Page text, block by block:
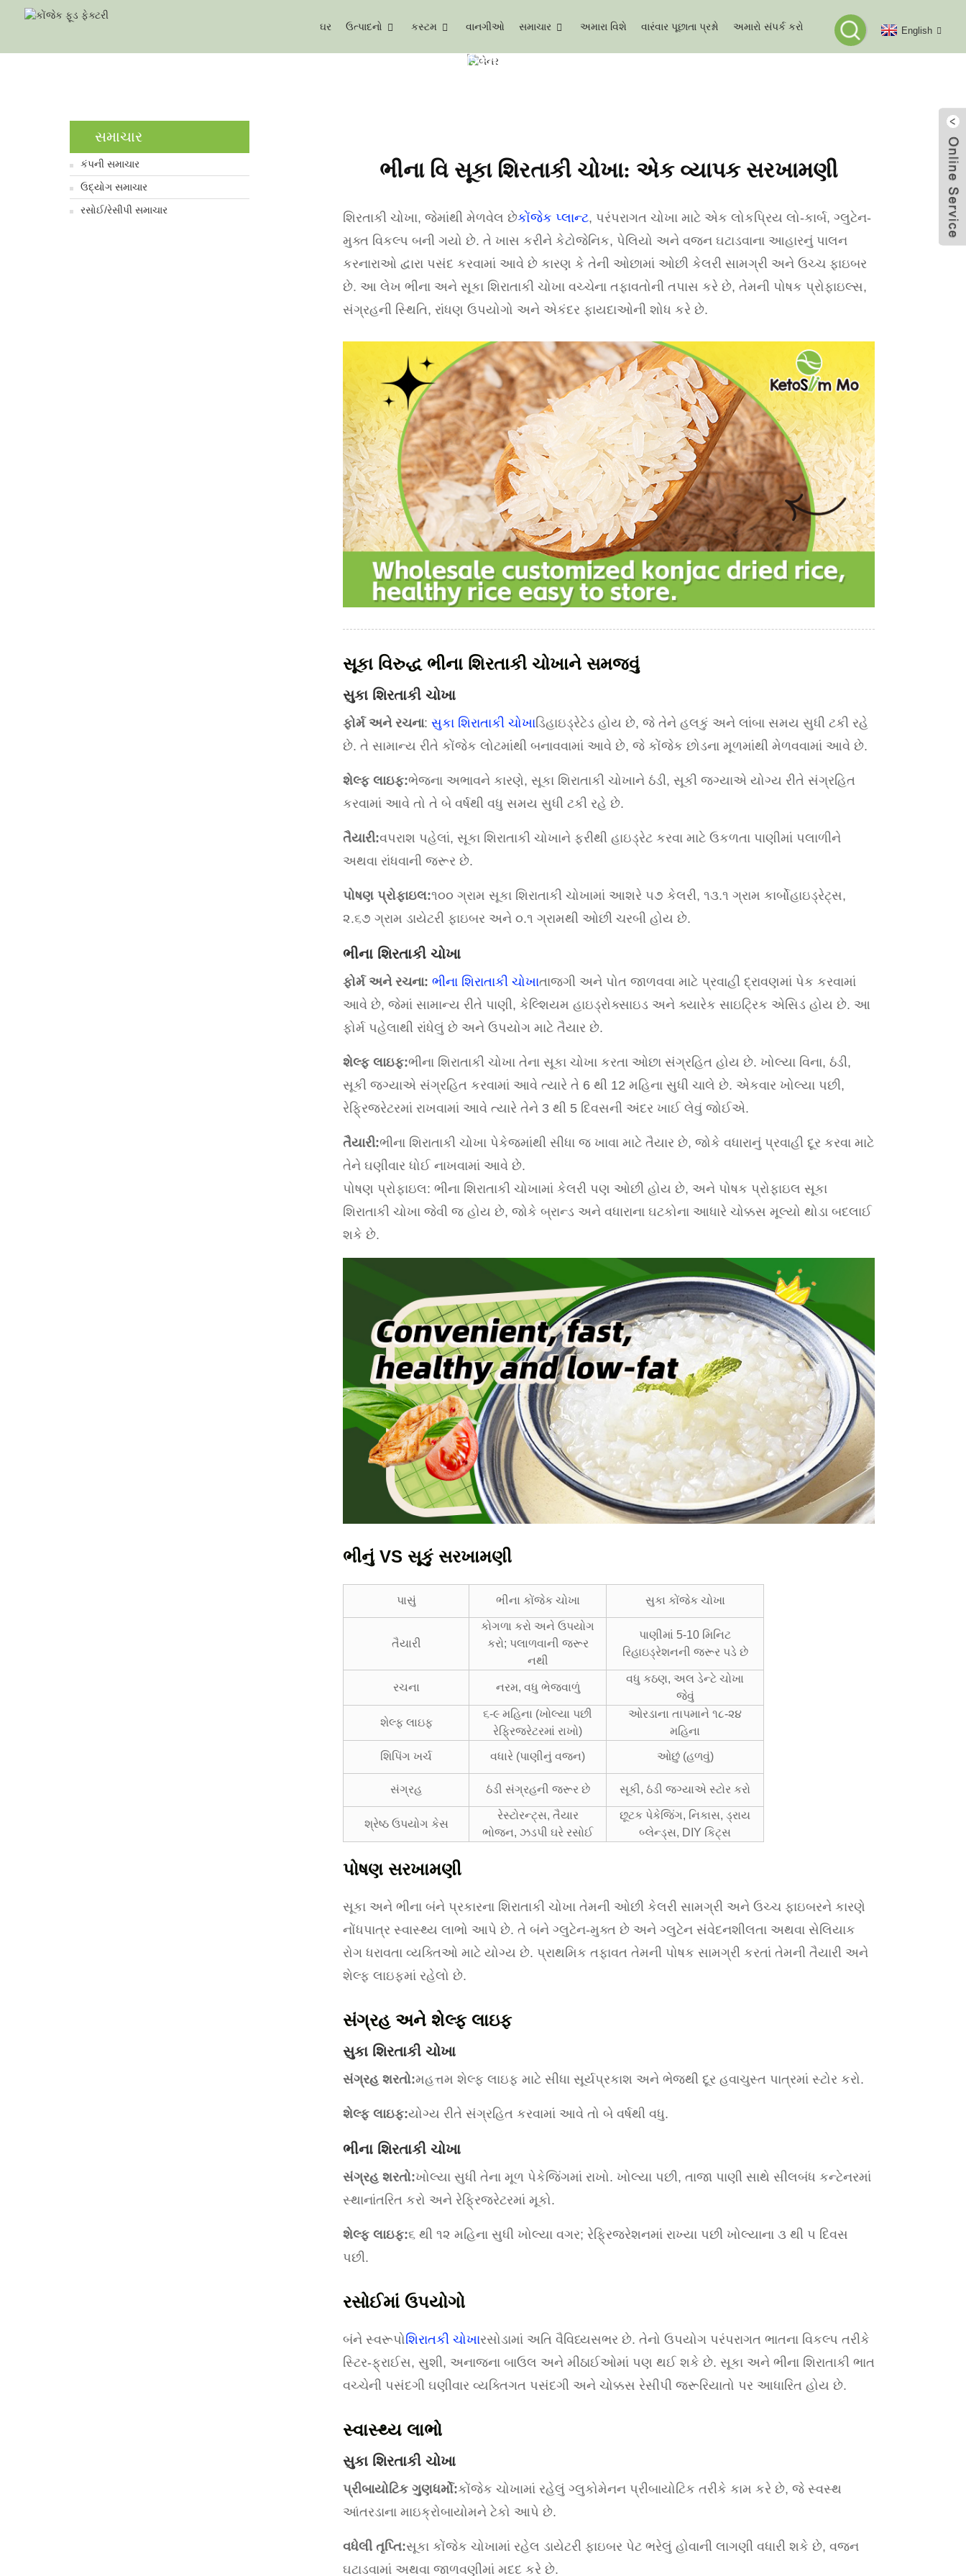
ઘર ઉત્પાદનો કસ્ટમ વાનગીઓ સમાચાર અમારા વિશે વારંવાર પૂછાતા પ્રશ્નો અમારો સંપર્ક કરો English
ભીના વિ સૂકા શિરતાકી ચોખા: એક વ્યાપક સરખામણી
સમાચાર
કંપની સમાચાર
ઉદ્યોગ સમાચાર
રસોઈ/રેસીપી સમાચાર
ભીના વિ સૂકા શિરતાકી ચોખા: એક વ્યાપક સરખામણી
શિરતાકી ચોખા, જેમાંથી મેળવેલ છેકોંજેક પ્લાન્ટ, પરંપરાગત ચોખા માટે એક લોકપ્રિય લો-કાર્બ, ગ્લુટેન-
મુક્ત વિકલ્પ બની ગયો છે. તે ખાસ કરીને કેટોજેનિક, પેલિયો અને વજન ઘટાડવાના આહારનું પાલન
કરનારાઓ દ્વારા પસંદ કરવામાં આવે છે કારણ કે તેની ઓછામાં ઓછી કેલરી સામગ્રી અને ઉચ્ચ ફાઇબર
છે. આ લેખ ભીના અને સૂકા શિરાતાકી ચોખા વચ્ચેના તફાવતોની તપાસ કરે છે, તેમની પોષક પ્રોફાઇલ્સ,
સંગ્રહની સ્થિતિ, રાંધણ ઉપયોગો અને એકંદર ફાયદાઓની શોધ કરે છે.
સૂકા વિરુદ્ધ ભીના શિરતાકી ચોખાને સમજવું
સુકા શિરતાકી ચોખા
ફોર્મ અને રચના: સુકા શિરાતાકી ચોખાડિહાઇડ્રેટેડ હોય છે, જે તેને હલકું અને લાંબા સમય સુધી ટકી રહે
છે. તે સામાન્ય રીતે કોંજેક લોટમાંથી બનાવવામાં આવે છે, જે કોંજેક છોડના મૂળમાંથી મેળવવામાં આવે છે.
શેલ્ફ લાઇફ:ભેજના અભાવને કારણે, સૂકા શિરાતાકી ચોખાને ઠંડી, સૂકી જગ્યાએ યોગ્ય રીતે સંગ્રહિત
કરવામાં આવે તો તે બે વર્ષથી વધુ સમય સુધી ટકી રહે છે.
તૈયારી:વપરાશ પહેલાં, સૂકા શિરાતાકી ચોખાને ફરીથી હાઇડ્રેટ કરવા માટે ઉકળતા પાણીમાં પલાળીને
અથવા રાંધવાની જરૂર છે.
પોષણ પ્રોફાઇલ:૧૦૦ ગ્રામ સૂકા શિરાતાકી ચોખામાં આશરે ૫૭ કેલરી, ૧૩.૧ ગ્રામ કાર્બોહાઇડ્રેટ્સ,
૨.૬૭ ગ્રામ ડાયેટરી ફાઇબર અને ૦.૧ ગ્રામથી ઓછી ચરબી હોય છે.
ભીના શિરતાકી ચોખા
ફોર્મ અને રચના: ભીના શિરાતાકી ચોખાતાજગી અને પોત જાળવવા માટે પ્રવાહી દ્રાવણમાં પેક કરવામાં
આવે છે, જેમાં સામાન્ય રીતે પાણી, કેલ્શિયમ હાઇડ્રોક્સાઇડ અને ક્યારેક સાઇટ્રિક એસિડ હોય છે. આ
ફોર્મ પહેલાથી રાંધેલું છે અને ઉપયોગ માટે તૈયાર છે.
શેલ્ફ લાઇફ:ભીના શિરાતાકી ચોખા તેના સૂકા ચોખા કરતા ઓછા સંગ્રહિત હોય છે. ખોલ્યા વિના, ઠંડી,
સૂકી જગ્યાએ સંગ્રહિત કરવામાં આવે ત્યારે તે 6 થી 12 મહિના સુધી ચાલે છે. એકવાર ખોલ્યા પછી,
રેફ્રિજરેટરમાં રાખવામાં આવે ત્યારે તેને 3 થી 5 દિવસની અંદર ખાઈ લેવું જોઈએ.
તૈયારી:ભીના શિરાતાકી ચોખા પેકેજમાંથી સીધા જ ખાવા માટે તૈયાર છે, જોકે વધારાનું પ્રવાહી દૂર કરવા માટે
તેને ઘણીવાર ધોઈ નાખવામાં આવે છે.
પોષણ પ્રોફાઇલ: ભીના શિરાતાકી ચોખામાં કેલરી પણ ઓછી હોય છે, અને પોષક પ્રોફાઇલ સૂકા
શિરાતાકી ચોખા જેવી જ હોય ​​છે, જોકે બ્રાન્ડ અને વધારાના ઘટકોના આધારે ચોક્કસ મૂલ્યો થોડા બદલાઈ
શકે છે.
ભીનું VS સૂકું સરખામણી
પાસું ભીના કોંજેક ચોખા સુકા કોંજેક ચોખા
તૈયારી
કોગળા કરો અને ઉપયોગ
કરો; પલાળવાની જરૂર
નથી
પાણીમાં 5-10 મિનિટ
રિહાઇડ્રેશનની જરૂર પડે છે
રચના નરમ, વધુ ભેજવાળું
વધુ કઠણ, અલ ડેન્ટે ચોખા
જેવું
શેલ્ફ લાઇફ
૬-૯ મહિના (ખોલ્યા પછી
રેફ્રિજરેટરમાં રાખો)
ઓરડાના તાપમાને ૧૮-૨૪
મહિના
શિપિંગ ખર્ચ વધારે (પાણીનું વજન) ઓછું (હળવું)
સંગ્રહ ઠંડી સંગ્રહની જરૂર છે સૂકી, ઠંડી જગ્યાએ સ્ટોર કરો
શ્રેષ્ઠ ઉપયોગ કેસ
રેસ્ટોરન્ટ્સ, તૈયાર
ભોજન, ઝડપી ઘરે રસોઈ
છૂટક પેકેજિંગ, નિકાસ, ડ્રાય
બ્લેન્ડ્સ, DIY કિટ્સ
પોષણ સરખામણી
સૂકા અને ભીના બંને પ્રકારના શિરાતાકી ચોખા તેમની ઓછી કેલરી સામગ્રી અને ઉચ્ચ ફાઇબરને કારણે
નોંધપાત્ર સ્વાસ્થ્ય લાભો આપે છે. તે બંને ગ્લુટેન-મુક્ત છે અને ગ્લુટેન સંવેદનશીલતા અથવા સેલિયાક
રોગ ધરાવતા વ્યક્તિઓ માટે યોગ્ય છે. પ્રાથમિક તફાવત તેમની પોષક સામગ્રી કરતાં તેમની તૈયારી અને
શેલ્ફ લાઇફમાં રહેલો છે.
સંગ્રહ અને શેલ્ફ લાઇફ
સુકા શિરતાકી ચોખા
સંગ્રહ શરતો:મહત્તમ શેલ્ફ લાઇફ માટે સીધા સૂર્યપ્રકાશ અને ભેજથી દૂર હવાચુસ્ત પાત્રમાં સ્ટોર કરો.
શેલ્ફ લાઇફ:યોગ્ય રીતે સંગ્રહિત કરવામાં આવે તો બે વર્ષથી વધુ.
ભીના શિરતાકી ચોખા
સંગ્રહ શરતો:ખોલ્યા સુધી તેના મૂળ પેકેજિંગમાં રાખો. ખોલ્યા પછી, તાજા પાણી સાથે સીલબંધ કન્ટેનરમાં
સ્થાનાંતરિત કરો અને રેફ્રિજરેટરમાં મૂકો.
શેલ્ફ લાઇફ:૬ થી ૧૨ મહિના સુધી ખોલ્યા વગર; રેફ્રિજરેશનમાં રાખ્યા પછી ખોલ્યાના ૩ થી ૫ દિવસ
પછી.
રસોઈમાં ઉપયોગો
બંને સ્વરૂપોશિરાતકી ચોખારસોડામાં અતિ વૈવિધ્યસભર છે. તેનો ઉપયોગ પરંપરાગત ભાતના વિકલ્પ તરીકે
સ્ટિર-ફ્રાઈસ, સુશી, અનાજના બાઉલ અને મીઠાઈઓમાં પણ થઈ શકે છે. સૂકા અને ભીના શિરાતાકી ભાત
વચ્ચેની પસંદગી ઘણીવાર વ્યક્તિગત પસંદગી અને ચોક્કસ રેસીપી જરૂરિયાતો પર આધારિત હોય છે.
સ્વાસ્થ્ય લાભો
સુકા શિરતાકી ચોખા
પ્રીબાયોટિક ગુણધર્મો:કોંજેક ચોખામાં રહેલું ગ્લુકોમેનન પ્રીબાયોટિક તરીકે કામ કરે છે, જે સ્વસ્થ
આંતરડાના માઇક્રોબાયોમને ટેકો આપે છે.
વધેલી તૃપ્તિ:સૂકા કોંજેક ચોખામાં રહેલ ડાયેટરી ફાઇબર પેટ ભરેલું હોવાની લાગણી વધારી શકે છે, વજન
ઘટાડવામાં અથવા જાળવણીમાં મદદ કરે છે.